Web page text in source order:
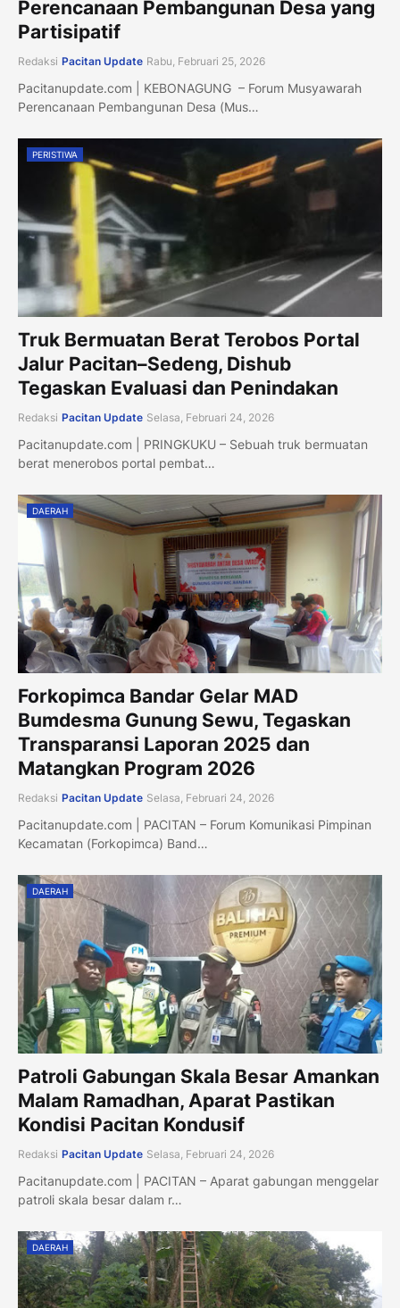
Perencanaan Pembangunan Desa yang
Partisipatif
Redaksi Pacitan Update Rabu, Februari 25, 2026
Pacitanupdate.com | KEBONAGUNG – Forum Musyawarah
Perencanaan Pembangunan Desa (Mus…
PERISTIWA
Truk Bermuatan Berat Terobos Portal
Jalur Pacitan–Sedeng, Dishub
Tegaskan Evaluasi dan Penindakan
Redaksi Pacitan Update Selasa, Februari 24, 2026
Pacitanupdate.com | PRINGKUKU – Sebuah truk bermuatan
berat menerobos portal pembat…
DAERAH
Forkopimca Bandar Gelar MAD
Bumdesma Gunung Sewu, Tegaskan
Transparansi Laporan 2025 dan
Matangkan Program 2026
Redaksi Pacitan Update Selasa, Februari 24, 2026
Pacitanupdate.com | PACITAN – Forum Komunikasi Pimpinan
Kecamatan (Forkopimca) Band…
DAERAH
Patroli Gabungan Skala Besar Amankan
Malam Ramadhan, Aparat Pastikan
Kondisi Pacitan Kondusif
Redaksi Pacitan Update Selasa, Februari 24, 2026
Pacitanupdate.com | PACITAN – Aparat gabungan menggelar
patroli skala besar dalam r…
DAERAH